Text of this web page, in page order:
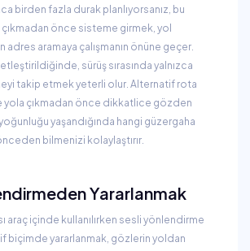
birden fazla durak planlıyorsanız, bu
çıkmadan önce sisteme girmek, yol
aramaya çalışmanın önüne geçer.
sürüş sırasında yalnızca
takip etmek yeterli olur. Alternatif rota
yola çıkmadan önce dikkatlice gözden
yaşandığında hangi güzergaha
bilmenizi kolaylaştırır.
Yararlanmak
araç içinde kullanılırken sesli yönlendirme
biçimde yararlanmak, gözlerin yoldan